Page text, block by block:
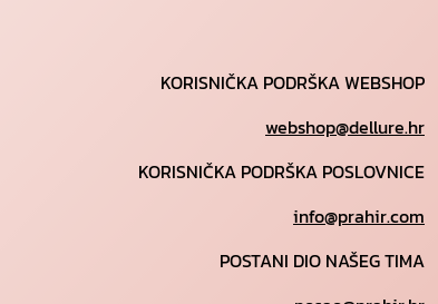
KORISNIČKA PODRŠKA WEBSHOP
webshop@dellure.hr
KORISNIČKA PODRŠKA POSLOVNICE
info@prahir.com
POSTANI DIO NAŠEG TIMA